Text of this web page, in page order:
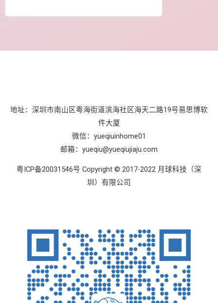
地址：深圳市南山区粤海街道滨海社区海天二路19号易思博软
件大厦
微信：yueqiuinhome01
邮箱：yueqiu@yueqiujiaju.com
粤ICP备20031546号 Copyright © 2017-2022 月球科技（深
圳）有限公司